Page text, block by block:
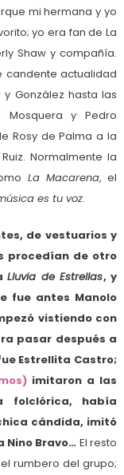
mi hermana y yo
yo era fan de La
Shaw y compañía.
candente actualidad
González hasta las
y Pedro
Rosy de Palma a la
Normalmente la
La Macarena, el
es tu voz.
de vestuarios y
procedían de otro
Lluvia de Estrellas, y
fue antes Manolo
vistiendo con
pasar después a
Estrellita Castro;
imitaron a las
folclórica, había
cándida, imitó
Nino Bravo… El resto
rumbero del grupo;